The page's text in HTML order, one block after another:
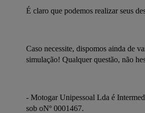
É claro que podemos realizar seus
Caso necessite, dispomos ainda de
simulação! Qualquer questão, não
- Motogar Unipessoal Lda é
sob oNº 0001467.